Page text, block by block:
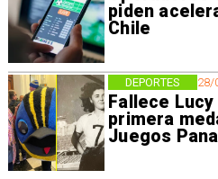
piden
Chile
28/
Fallece
primera
Juegos
DEPORTES